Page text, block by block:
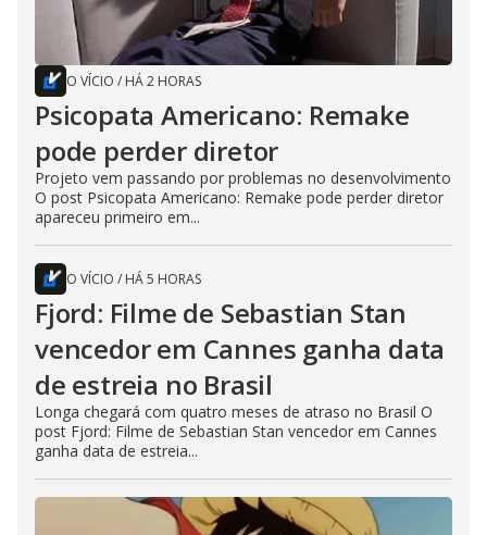
O VÍCIO / HÁ 2 HORAS
Psicopata Americano: Remake
pode perder diretor
Projeto vem passando por problemas no desenvolvimento
O post Psicopata Americano: Remake pode perder diretor
apareceu primeiro em...
O VÍCIO / HÁ 5 HORAS
Fjord: Filme de Sebastian Stan
vencedor em Cannes ganha data
de estreia no Brasil
Longa chegará com quatro meses de atraso no Brasil O
post Fjord: Filme de Sebastian Stan vencedor em Cannes
ganha data de estreia...